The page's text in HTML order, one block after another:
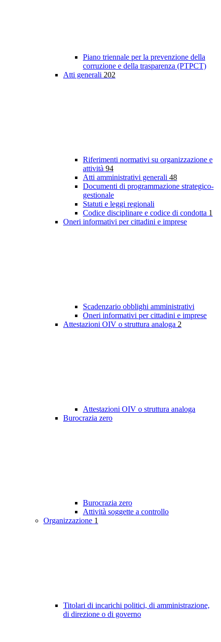
Piano triennale per la prevenzione della
corruzione e della trasparenza (PTPCT)
Atti generali 202
Riferimenti normativi su organizzazione e
attività 94
Atti amministrativi generali 48
Documenti di programmazione strategico-
gestionale
Statuti e leggi regionali
Codice disciplinare e codice di condotta 1
Oneri informativi per cittadini e imprese
Scadenzario obblighi amministrativi
Oneri informativi per cittadini e imprese
Attestazioni OIV o struttura analoga 2
Attestazioni OIV o struttura analoga
Burocrazia zero
Burocrazia zero
Attività soggette a controllo
Organizzazione 1
Titolari di incarichi politici, di amministrazione,
di direzione o di governo